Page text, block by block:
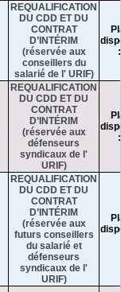
REQUALIFICATION
DU CDD ET DU
CONTRAT
D’INTÉRIM
(réservée aux
conseillers du
salarié de l' URIF)
REQUALIFICATION
DU CDD ET DU
CONTRAT
D’INTÉRIM
(réservée aux
défenseurs
syndicaux de l'
URIF)
REQUALIFICATION
DU CDD ET DU
CONTRAT
D’INTÉRIM
(réservée aux
futurs conseillers
du salarié et
défenseurs
syndicaux de l'
URIF)